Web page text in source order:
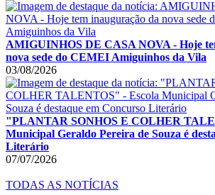
AMIGUINHOS DE CASA NOVA - Hoje
nova sede do CEMEI Amiguinhos da Vila
03/08/2026
"PLANTAR SONHOS E COLHER
Municipal Geraldo Pereira de Souza é
Literário
07/07/2026
TODAS AS NOTÍCIAS